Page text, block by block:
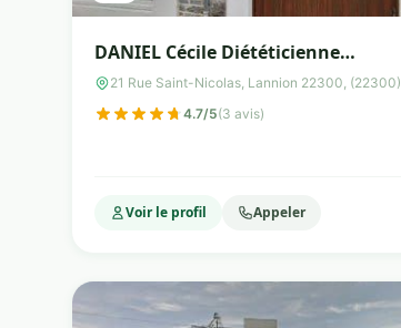
DANIEL Cécile Diététicienne
Nutritionniste
21 Rue Saint-Nicolas, Lannion 22300, (22300)
4.7/5(3 avis)
Voir le profil Appeler